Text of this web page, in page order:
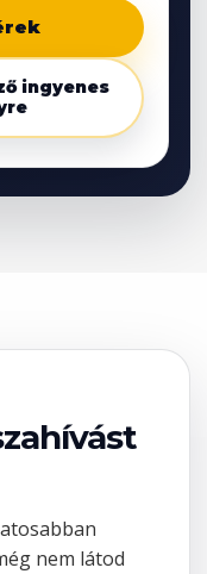
ingyenes
nem látod